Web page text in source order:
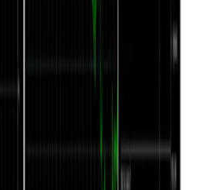
ปกรณ์ Android ของคุณ